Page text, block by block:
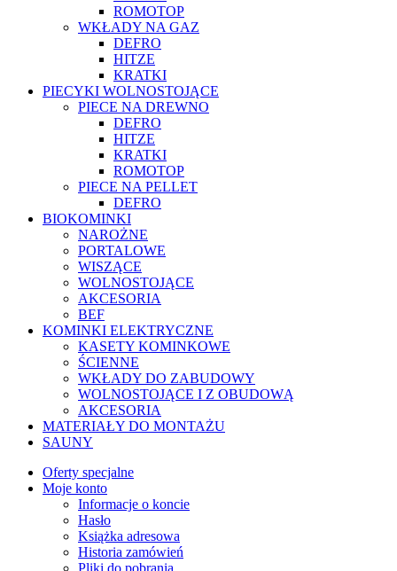
ROMOTOP
WKŁADY NA GAZ
DEFRO
HITZE
KRATKI
PIECYKI WOLNOSTOJĄCE
PIECE NA DREWNO
DEFRO
HITZE
KRATKI
ROMOTOP
PIECE NA PELLET
DEFRO
BIOKOMINKI
NAROŻNE
PORTALOWE
WISZĄCE
WOLNOSTOJĄCE
AKCESORIA
BEF
KOMINKI ELEKTRYCZNE
KASETY KOMINKOWE
ŚCIENNE
WKŁADY DO ZABUDOWY
WOLNOSTOJĄCE I Z OBUDOWĄ
AKCESORIA
MATERIAŁY DO MONTAŻU
SAUNY
Oferty specjalne
Moje konto
Informacje o koncie
Hasło
Książka adresowa
Historia zamówień
Pliki do pobrania